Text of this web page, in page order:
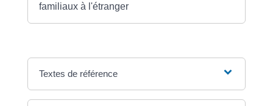
familiaux à l'étranger
Textes de référence